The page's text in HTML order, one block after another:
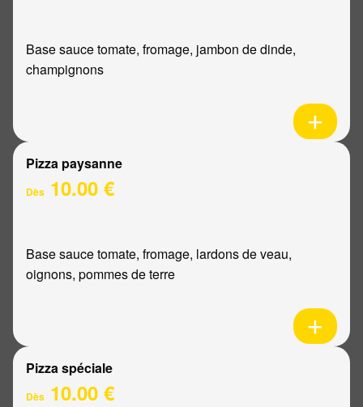
Base sauce tomate, fromage, jambon de dinde,
champignons
Pizza paysanne
Dès 10.00 €
Base sauce tomate, fromage, lardons de veau,
oignons, pommes de terre
Pizza spéciale
Dès 10.00 €